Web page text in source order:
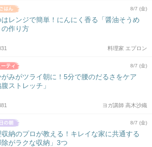
8/7 (金)
はレンジで簡単！にんにく香る「醤油そうめ
の作り方
料理家 エプロン
8/7 (金)
がみがツライ朝に！5分で腰のだるさをケア
腹ストレッチ」
ヨガ講師 高木沙織
8/7 (金)
納のプロが教える！キレイな家に共通する
除がラクな収納」3つ